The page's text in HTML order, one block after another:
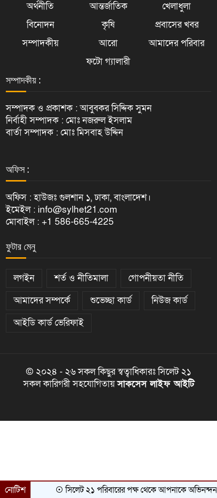
অর্থনীতি
আন্তর্জাতিক
খেলাধুলা
বিনোদন
কৃষি
প্রবাসের খবর
সম্পাদকীয়
আরো
আমাদের পরিবার
ফটো গ্যালারী
সম্পাদকীয় :
সম্পাদক ও প্রকাশক : আবুবকর সিদ্দিক সুমন
নির্বাহী সম্পাদক : মোঃ নজরুল ইসলাম
বার্তা সম্পাদক : মোঃ মিসবাহ উদ্দিন
অফিস :
অফিস : হাউজঃ গুলশান ১, ঢাকা, বাংলাদেশ।
ইমেইল : info@sylhet21.com
মোবাইল : +1 586-665-4225
ফুটার মেনু
লগইন শর্ত ও নীতিমালা
গোপনীয়তা নীতি
আমাদের সম্পর্কে
শুভেচ্ছা কার্ড
নিউজ কার্ড
আইডি কার্ড ভেরিফাই
© ২০২৪ - ২৬ সকল কিছুর স্বত্বাধিকারঃ সিলেট ২১
সকল কারিগরী সহযোগিতায়সাকসেস লাইফ আইটি
নোটিশ সিলেট ২১ পরিবারের পক্ষ থেকে আপনাকে অভিনন্দন ও